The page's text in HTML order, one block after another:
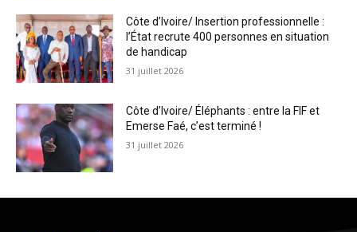
Côte d’Ivoire/ Insertion professionnelle :
l’État recrute 400 personnes en situation
de handicap
31 juillet 2026
Côte d’Ivoire/ Éléphants : entre la FIF et
Emerse Faé, c’est terminé !
31 juillet 2026